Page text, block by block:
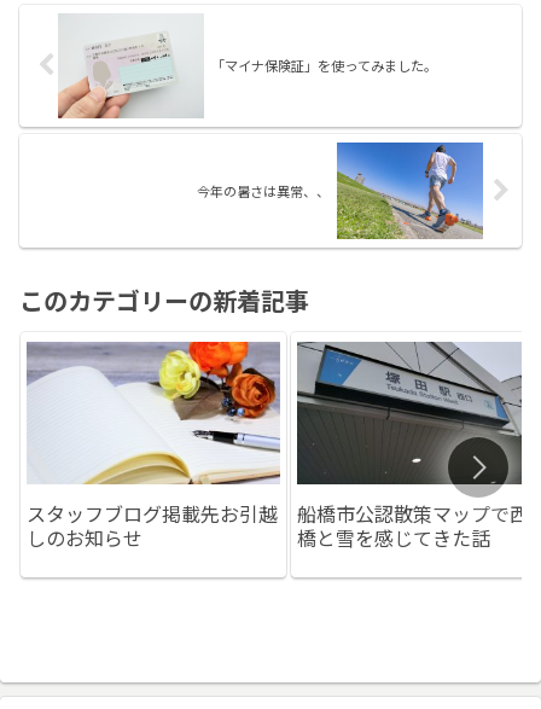
ばと思います！そのラーメン屋さ
んの名前は「きんとうん」！...
「マイナ保険証」を使ってみました。
今年の暑さは異常、、
このカテゴリーの新着記事
スタッフブログ掲載先お引越
しのお知らせ
船橋市公認散策マップで西
橋と雪を感じてきた話